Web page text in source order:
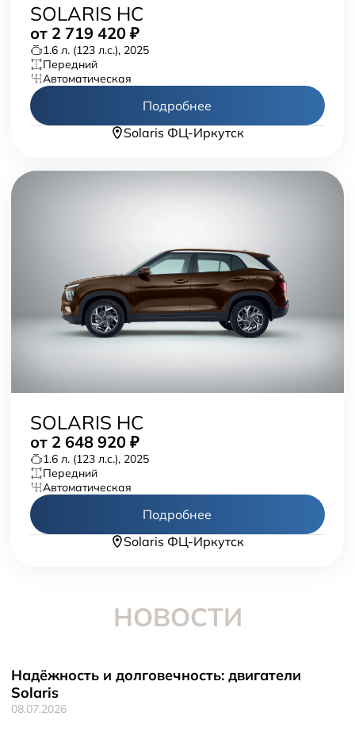
SOLARIS HC
от 2 719 420 ₽
1.6 л. (123 л.с.), 2025
передний
автоматическая
Подробнее
Solaris ФЦ-Иркутск
SOLARIS HC
от 2 648 920 ₽
1.6 л. (123 л.с.), 2025
передний
автоматическая
Подробнее
Solaris ФЦ-Иркутск
НОВОСТИ
Надёжность и долговечность: двигатели
Solaris
08.07.2026